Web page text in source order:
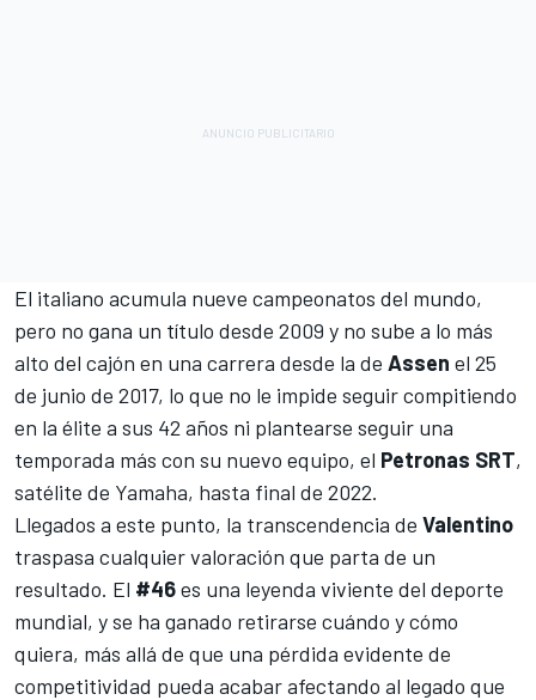
El italiano acumula nueve campeonatos del mundo,
pero no gana un título desde 2009 y no sube a lo más
alto del cajón en una carrera desde la de Assen el 25
de junio de 2017, lo que no le impide seguir compitiendo
en la élite a sus 42 años ni plantearse seguir una
temporada más con su nuevo equipo, el Petronas SRT,
satélite de Yamaha, hasta final de 2022.
Llegados a este punto, la transcendencia de Valentino
traspasa cualquier valoración que parta de un
resultado. El #46es una leyenda viviente del deporte
mundial, y se ha ganado retirarse cuándo y cómo
quiera, más allá de que una pérdida evidente de
competitividad pueda acabar afectando al legado que